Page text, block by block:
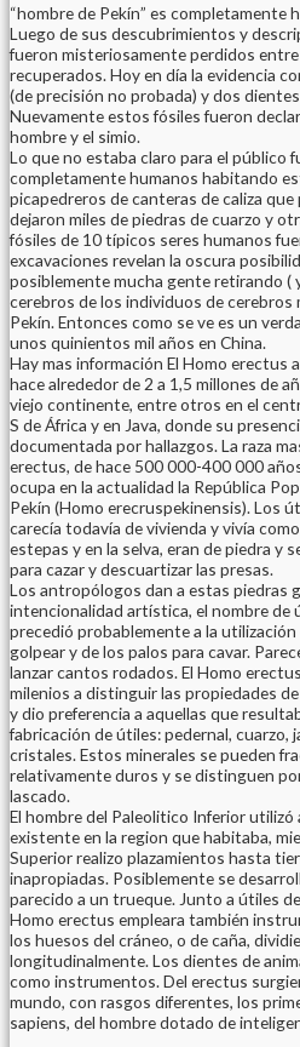
“hombre de Pekín” es completamente
Luego de sus descubrimientos y
fueron misteriosamente perdidos
recuperados. Hoy en día la evidencia
(de precisión no probada) y dos
Nuevamente estos fósiles fueron
hombre y el simio.
Lo que no estaba claro para el público
completamente humanos habitando
picapedreros de canteras de caliza
dejaron miles de piedras de cuarzo y
fósiles de 10 típicos seres humanos
excavaciones revelan la oscura
posiblemente mucha gente retirando (
cerebros de los individuos de cerebros
Pekín. Entonces como se ve es un
unos quinientos mil años en China.
Hay mas información El Homo erectus
hace alrededor de 2 a 1,5 millones de
viejo continente, entre otros en el
S de África y en Java, donde su
documentada por hallazgos. La raza
erectus, de hace 500 000-400 000
ocupa en la actualidad la República
Pekín (Homo erecruspekinensis). Los
carecía todavía de vivienda y vivía
estepas y en la selva, eran de piedra y
para cazar y descuartizar las presas.
Los antropólogos dan a estas piedras
intencionalidad artística, el nombre de
precedió probablemente a la
golpear y de los palos para cavar.
lanzar cantos rodados. El Homo
milenios a distinguir las propiedades
y dio preferencia a aquellas que
fabricación de útiles: pedernal, cuarzo,
cristales. Estos minerales se pueden
relativamente duros y se distinguen
lascado.
El hombre del Paleolitico Inferior
existente en la region que habitaba,
Superior realizo plazamientos hasta
inapropiadas. Posiblemente se
parecido a un trueque. Junto a útiles
Homo erectus empleara también
los huesos del cráneo, o de caña,
longitudinalmente. Los dientes de
como instrumentos. Del erectus
mundo, con rasgos diferentes, los
sapiens, del hombre dotado de